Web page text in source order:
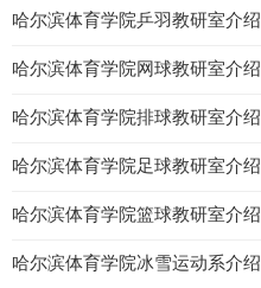
哈尔滨体育学院乒羽教研室介绍
哈尔滨体育学院网球教研室介绍
哈尔滨体育学院排球教研室介绍
哈尔滨体育学院足球教研室介绍
哈尔滨体育学院篮球教研室介绍
哈尔滨体育学院冰雪运动系介绍